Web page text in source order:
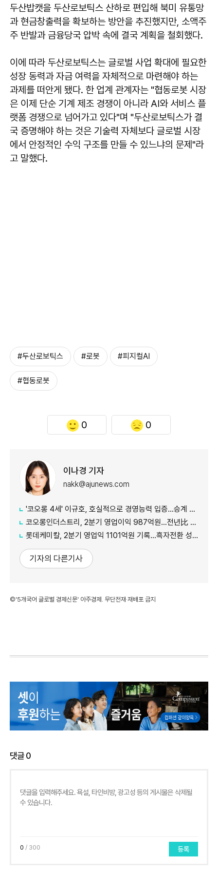
두산밥캣을 두산로보틱스 산하로 편입해 북미 유통망
과 현금창출력을 확보하는 방안을 추진했지만, 소액주
주 반발과 금융당국 압박 속에 결국 계획을 철회했다.
이에 따라 두산로보틱스는 글로벌 사업 확대에 필요한
성장 동력과 자금 여력을 자체적으로 마련해야 하는
과제를 떠안게 됐다. 한 업계 관계자는 "협동로봇 시장
은 이제 단순 기계 제조 경쟁이 아니라 AI와 서비스 플
랫폼 경쟁으로 넘어가고 있다"며 "두산로보틱스가 결
국 증명해야 하는 것은 기술력 자체보다 글로벌 시장
에서 안정적인 수익 구조를 만들 수 있느냐의 문제"라
고 말했다.
#두산로보틱스 #로봇 #피지컬AI
#협동로봇
0 0
이나경 기자
nakk@ajunews.com
'코오롱 4세' 이규호, 호실적으로 경영능력 입증…승계 기반 강화
코오롱인더스트리, 2분기 영업이익 987억원...전년比 118% 증가
롯데케미칼, 2분기 영업익 1101억원 기록...흑자전환 성공
기자의 다른기사
©'5개국어 글로벌 경제신문' 아주경제. 무단전재·재배포 금지
댓글0
0 / 300 등록